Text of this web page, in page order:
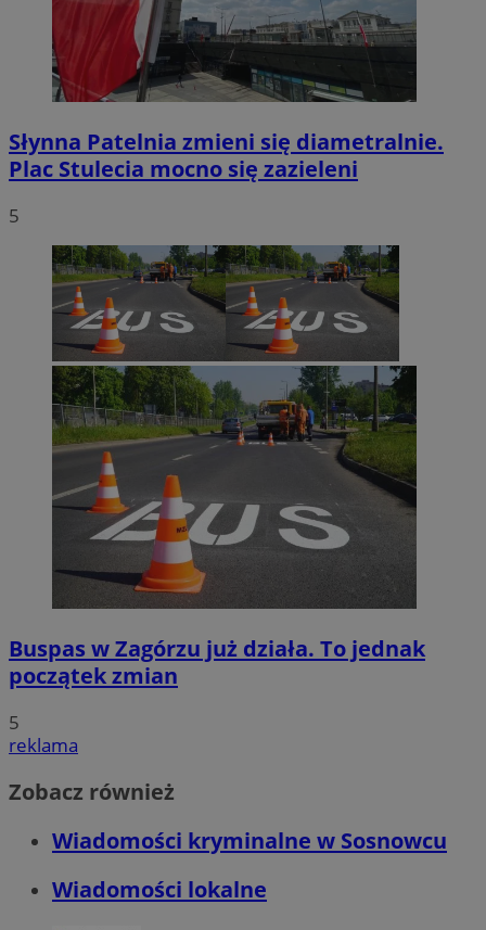
Słynna Patelnia zmieni się diametralnie.
Plac Stulecia mocno się zazieleni
5
Buspas w Zagórzu już działa. To jednak
początek zmian
5
reklama
Zobacz również
Wiadomości kryminalne w Sosnowcu
Wiadomości lokalne